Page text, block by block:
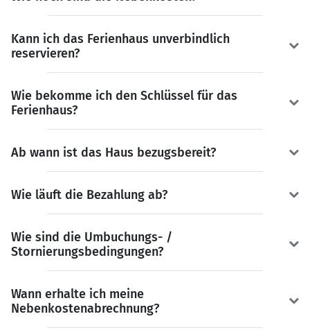
Kann ich das Ferienhaus unverbindlich
reservieren?
Wie bekomme ich den Schlüssel für das
Ferienhaus?
Ab wann ist das Haus bezugsbereit?
Wie läuft die Bezahlung ab?
Wie sind die Umbuchungs- /
Stornierungsbedingungen?
Wann erhalte ich meine
Nebenkostenabrechnung?